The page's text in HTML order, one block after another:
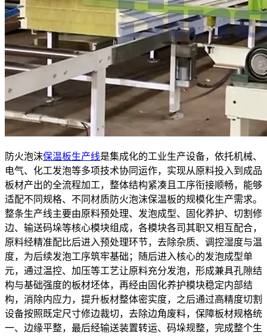
防火泡沫保温板生产线是集成化的工业生产设备，依托机械、
电气、化工发泡等多项技术协同运作，实现从原料投入到成品
板材产出的全流程加工，整体结构紧凑且工序衔接顺畅，能够
适配不同规格、不同材质防火泡沫保温板的规模化生产需求。
整条生产线主要由原料预处理、发泡成型、固化养护、切割修
边、输送码垛等核心模块组成，各模块各司其职又相互配合，
原料经精准配比后进入预处理环节，去除杂质、调控湿度与温
度，为后续发泡工序筑牢基础；随后进入核心的发泡成型单
元，通过温控、加压等工艺让原料充分发泡，形成兼具孔隙结
构与基础强度的板材坯体，再经由固化养护模块稳定内部结
构，消除内应力，提升板材整体密实度，之后通过高精度切割
设备按照既定尺寸修边裁切，去除边角废料，保障板材规格统
一、边缘平整，最后经输送装置转运、码垛规整，完成整个生